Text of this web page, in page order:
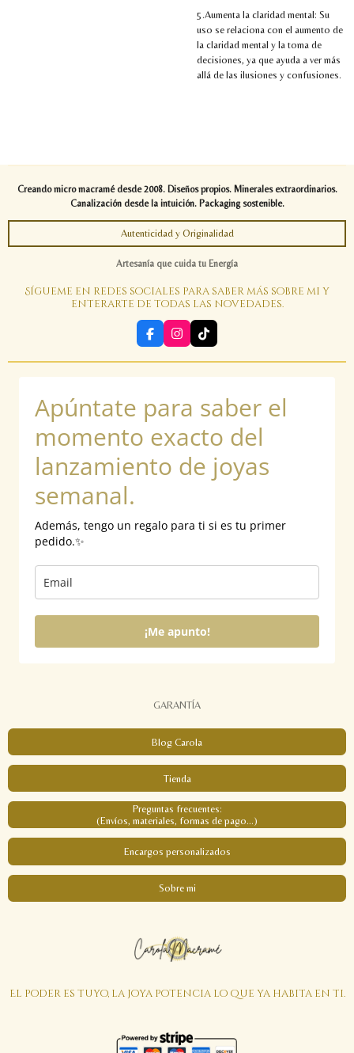
5.Aumenta la claridad mental: Su
uso se relaciona con el aumento de
la claridad mental y la toma de
decisiones, ya que ayuda a ver más
allá de las ilusiones y confusiones.
Creando micro macramé desde 2008. Diseños propios. Minerales extraordinarios.
Canalización desde la intuición. Packaging sostenible.
Autenticidad y Originalidad
Artesanía que cuida tu Energía
Sígueme en redes sociales para saber más sobre mi y
enterarte de todas las novedades.
F
a
c
o
I
n
s
r
m
T
i
k
Apúntate para saber el
momento exacto del
lanzamiento de joyas
semanal.
Además, tengo un regalo para ti si es tu primer
pedido.✨
¡Me apunto!
GARANTÍA
Blog Carola
Tienda
Preguntas frecuentes:
(Envíos, materiales, formas de pago...)
Encargos personalizados
Sobre mi
El poder es tuyo, la joya potencia lo que ya habita en ti.